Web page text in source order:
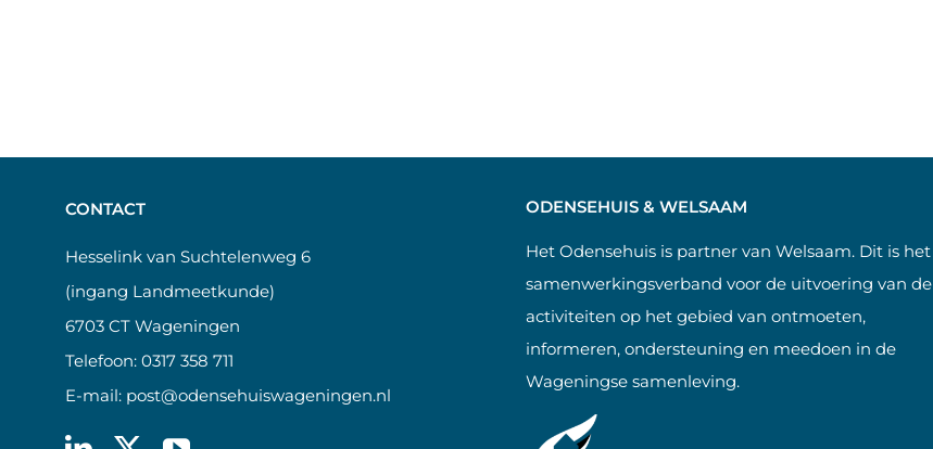
CONTACT
Hesselink van Suchtelenweg 6
(ingang Landmeetkunde)
6703 CT Wageningen
Telefoon: 0317 358 711
E-mail: post@odensehuiswageningen.nl
ODENSEHUIS & WELSAAM
Het Odensehuis is partner van Welsaam. Dit is het
samenwerkingsverband voor de uitvoering van de
activiteiten op het gebied van ontmoeten,
informeren, ondersteuning en meedoen in de
Wageningse samenleving.